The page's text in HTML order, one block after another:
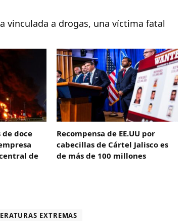
vinculada a drogas, una víctima fatal
de doce
de
Recompensa de EE.UU por
cabecillas de Cártel Jalisco es
de más de 100 millones
EXTREMAS